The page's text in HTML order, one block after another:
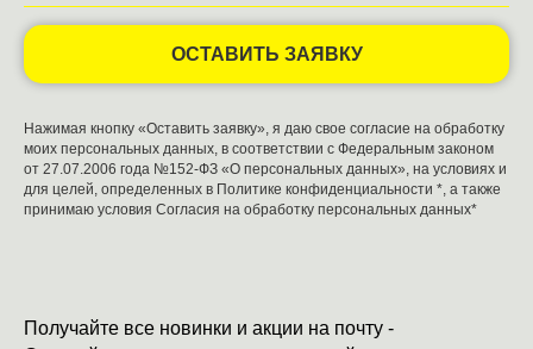
ОСТАВИТЬ ЗАЯВКУ
Нажимая кнопку «Оставить заявку», я даю свое согласие на обработку
моих персональных данных, в соответствии с Федеральным законом
от 27.07.2006 года №152-ФЗ «О персональных данных», на условиях и
для целей, определенных в Политике конфиденциальности *, а также
принимаю условия Согласия на обработку персональных данных*
Получайте все новинки и акции на почту -